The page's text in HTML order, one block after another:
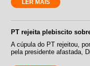
LER MAIS
PT rejeita plebiscito
A cúpula do PT rejeitou,
pela presidente afastada,